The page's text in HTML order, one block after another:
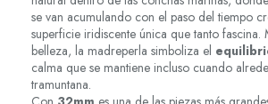
se van acumulando con el paso del tiempo
superficie iridiscente única que tanto fascina.
belleza, la madreperla simboliza el
calma que se mantiene incluso cuando
tramuntana.